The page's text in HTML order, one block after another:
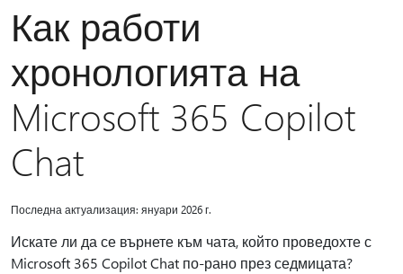
Как работи
хронологията на
Microsoft 365 Copilot
Chat
Последна актуализация: януари 2026 г.
Искате ли да се върнете към чата, който проведохте с
Microsoft 365 Copilot Chat по-рано през седмицата?